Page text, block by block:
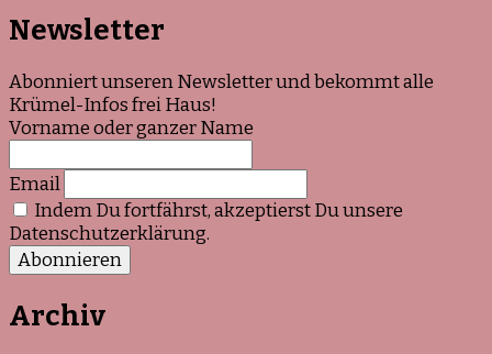
Newsletter
Abonniert unseren Newsletter und bekommt alle
Krümel-Infos frei Haus!
Vorname oder ganzer Name
Email
Indem Du fortfährst, akzeptierst Du unsere
Datenschutzerklärung.
Archiv